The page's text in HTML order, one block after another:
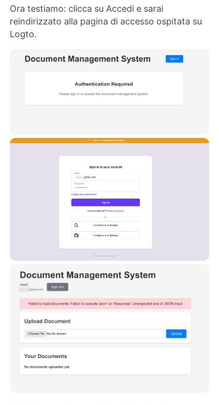
Ora testiamo: clicca su Accedi e sarai
reindirizzato alla pagina di accesso ospitata su
Logto.